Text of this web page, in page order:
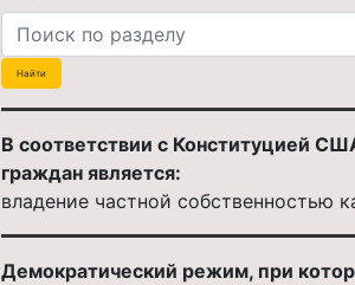
В соответствии с Конституцией
граждан является:
владение частной собственностью
Демократический режим, при